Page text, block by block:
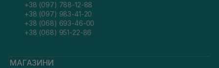
+38 (097) 788-12-88
+38 (097) 983-41-20
+38 (068) 693-46-00
+38 (068) 951-22-86
МАГАЗИНИ